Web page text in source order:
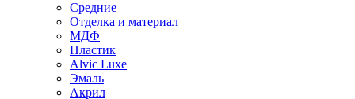
Средние
Отделка и материал
МДФ
Пластик
Alvic Luxe
Эмаль
Акрил